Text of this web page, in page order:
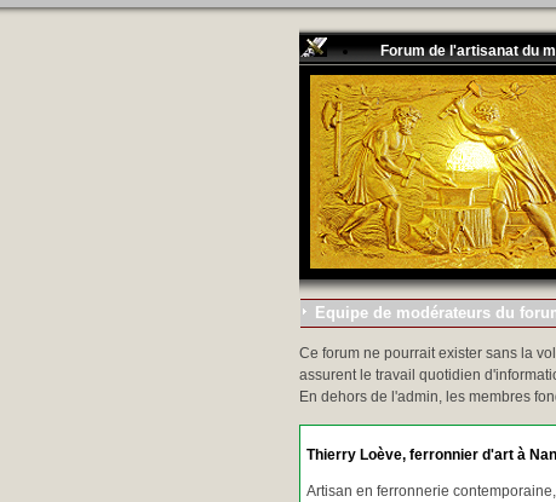
Forum de l'artisanat du
Equipe de modérateurs du
Ce forum ne pourrait exister sans la
assurent le travail quotidien
En dehors de l'admin, les membres
Thierry Loève, ferronnier d'art à
Artisan en ferronnerie